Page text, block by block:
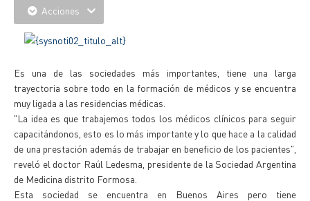
Acciones
Es una de las sociedades más importantes, tiene una larga
trayectoria sobre todo en la formación de médicos y se encuentra
muy ligada a las residencias médicas.
"La idea es que trabajemos todos los médicos clínicos para seguir
capacitándonos, esto es lo más importante y lo que hace a la calidad
de una prestación además de trabajar en beneficio de los pacientes",
reveló el doctor Raúl Ledesma, presidente de la Sociedad Argentina
de Medicina distrito Formosa.
Esta sociedad se encuentra en Buenos Aires pero tiene